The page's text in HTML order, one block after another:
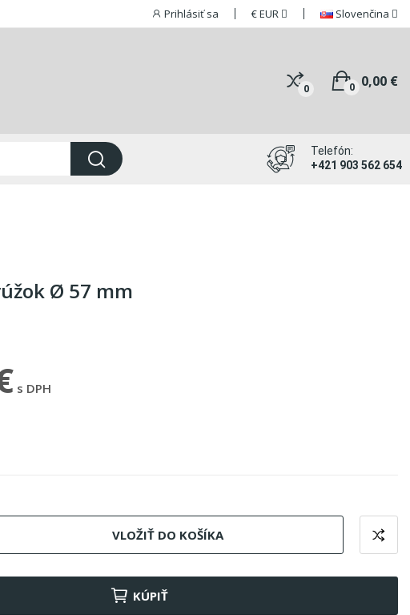
Prihlásiť sa €EUR Slovenčina
0 0,00 €
0
Telefón:
+421 903 562 654
Ø 57 mm
s DPH
VLOŽIŤ DO KOŠÍKA
KÚPIŤ